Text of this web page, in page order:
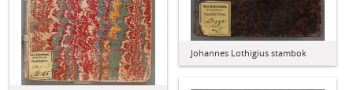
Johannes Lothigius stambok